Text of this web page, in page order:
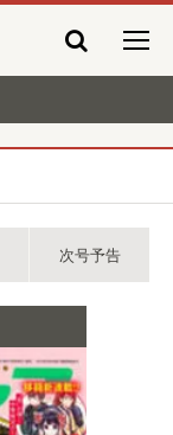
次号予告